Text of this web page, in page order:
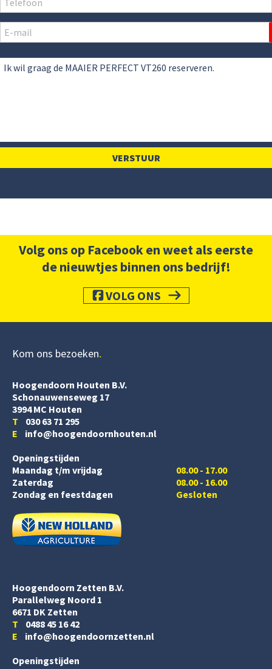
Volg ons op Facebook en weet als eerste
de nieuwtjes binnen ons bedrijf!
VOLG ONS
Kom ons bezoeken
Hoogendoorn Houten B.V.
Schonauwenseweg 17
3994 MC Houten
T 030 63 71 295
E info@hoogendoornhouten.nl
Openingstijden
Maandag t/m vrijdag
Zaterdag
08.00 - 17.00
08.00 - 16.00
Zondag en feestdagen
Gesloten
Hoogendoorn Zetten B.V.
Parallelweg Noord 1
6671 DK Zetten
T 0488 45 16 42
E info@hoogendoornzetten.nl
Openingstijden